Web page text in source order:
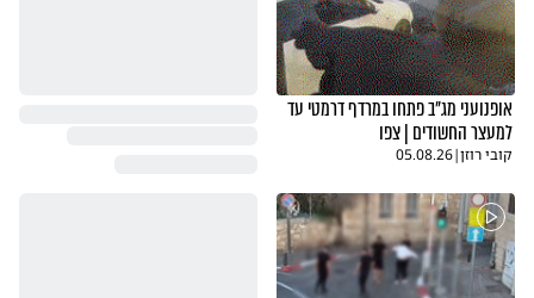
אופנועני מג"ב פתחו במרדף דרמטי עד
למעצר החשודים | צפו
קובי רוזן|
05.08.26